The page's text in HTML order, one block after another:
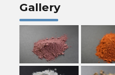
Gallery